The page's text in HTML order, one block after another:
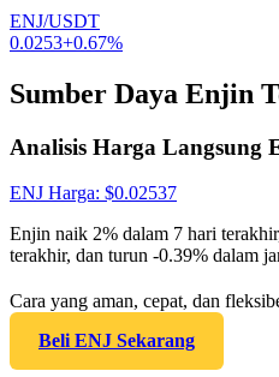
ENJ/USDT
0.0253+0.67%
Sumber Daya Enjin
Analisis Harga Langsung
ENJ Harga: $0.02537
Enjin naik 2% dalam 7 hari
terakhir, dan turun -0.39% dalam
Cara yang aman, cepat, dan
Beli ENJ Sekarang